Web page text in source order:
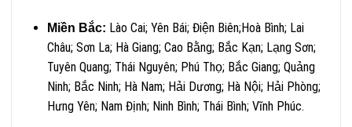
Miền Bắc: Lào Cai; Yên Bái; Điện Biên;Hoà Bình; Lai
Châu; Sơn La; Hà Giang; Cao Bằng; Bắc Kạn; Lạng Sơn;
Tuyên Quang; Thái Nguyên; Phú Thọ; Bắc Giang; Quảng
Ninh; Bắc Ninh; Hà Nam; Hải Dương; Hà Nội; Hải Phòng;
Hưng Yên; Nam Định; Ninh Bình; Thái Bình; Vĩnh Phúc.